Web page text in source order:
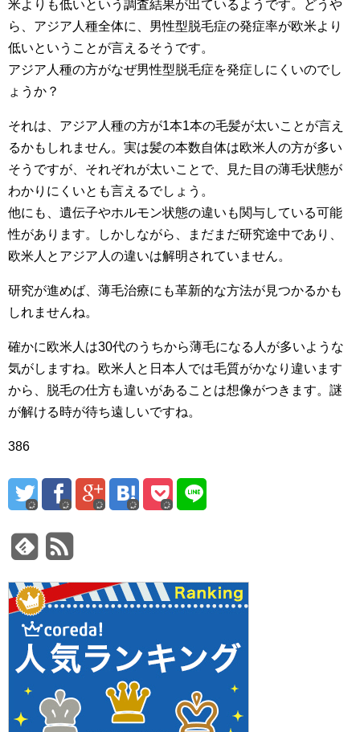
米よりも低いという調査結果が出ているようです。どうや
ら、アジア人種全体に、男性型脱毛症の発症率が欧米より
低いということが言えるそうです。
アジア人種の方がなぜ男性型脱毛症を発症しにくいのでし
ょうか？
それは、アジア人種の方が1本1本の毛髪が太いことが言え
るかもしれません。実は髪の本数自体は欧米人の方が多い
そうですが、それぞれが太いことで、見た目の薄毛状態が
わかりにくいとも言えるでしょう。
他にも、遺伝子やホルモン状態の違いも関与している可能
性があります。しかしながら、まだまだ研究途中であり、
欧米人とアジア人の違いは解明されていません。
研究が進めば、薄毛治療にも革新的な方法が見つかるかも
しれませんね。
確かに欧米人は30代のうちから薄毛になる人が多いような
気がしますね。欧米人と日本人では毛質がかなり違います
から、脱毛の仕方も違いがあることは想像がつきます。謎
が解ける時が待ち遠しいですね。
386